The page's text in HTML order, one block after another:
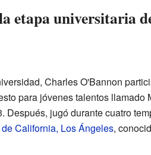
etapa universitaria
Charles O'Bannon
para jóvenes talentos llamado
Después, jugó durante cuatro
California, Los Ángeles,